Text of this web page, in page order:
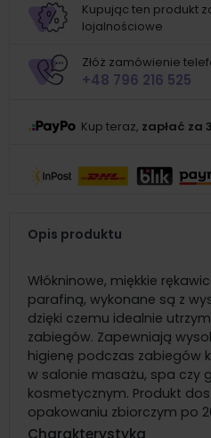
Kupując ten produkt
lojalnościowe
Złóż zamówienie
+48 796 216 525
Kup teraz, zapłać za
Opis produktu
Włókninowe, miękkie
parafiną, wykonane są z
dzięki czemu idealnie
zabiegów. Zapewniają
higienę podczas zabiegów
w salonie masażu, spa czy
kosmetycznym. Produkt
opakowaniu zbiorczym po